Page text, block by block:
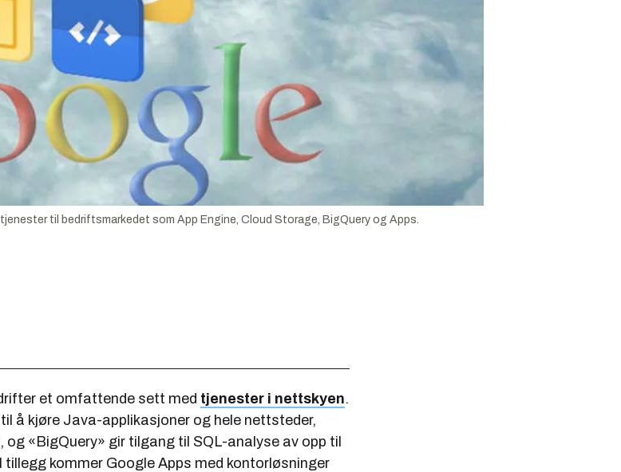
til bedriftsmarkedet som App Engine, Cloud Storage, BigQuery og Apps.
et omfattende sett med tjenester i nettskyen.
å kjøre Java-applikasjoner og hele nettsteder,
«BigQuery» gir tilgang til SQL-analyse av opp til
kommer Google Apps med kontorløsninger